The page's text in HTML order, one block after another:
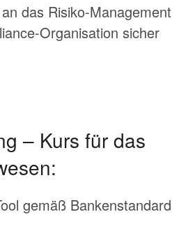
das Risiko-Management
Organisation sicher
– Kurs für das
gemäß Bankenstandard